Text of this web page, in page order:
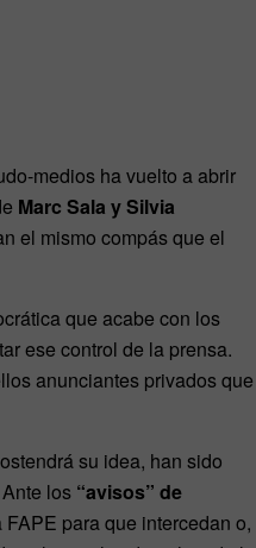
medios ha vuelto a abrir
Marc Sala y Silvia
el mismo compás que el
que acabe con los
ese control de la prensa.
anunciantes privados que
su idea, han sido
los “avisos” de
para que intercedan o,